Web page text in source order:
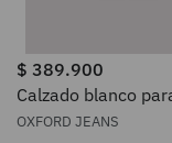
$ 389.900
Calzado blanco
OXFORD JEANS